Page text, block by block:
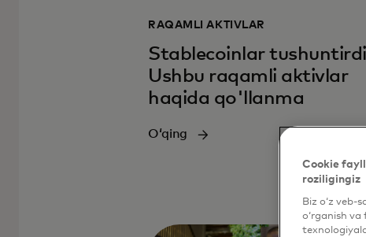
RAQAMLI AKTIVLAR
Stablecoinlar
Ushbu raqamli aktivlar
haqida qo'llanma
Oʻqing
Cookie
roziligingiz
Biz o‘z veb-
o‘rganish